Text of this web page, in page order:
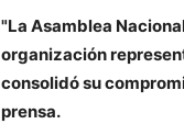
"La Asamblea
organización
consolidó su
prensa.